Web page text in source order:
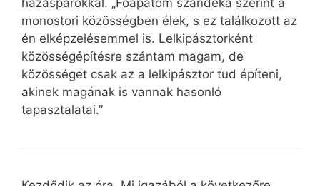
házaspárokkal. „Főapátom szándéka szerint a
monostori közösségben élek, s ez találkozott az
én elképzelésemmel is. Lelkipásztorként
közösségépítésre szántam magam, de
közösséget csak az a lelkipásztor tud építeni,
akinek magának is vannak hasonló
tapasztalatai.”